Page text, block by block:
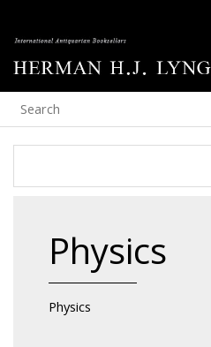
Physics
Physics